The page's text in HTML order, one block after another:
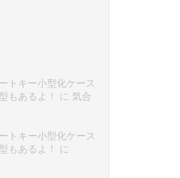
トキー小型化ケース
もあるよ！ に 気合
トキー小型化ケース
もあるよ！ に